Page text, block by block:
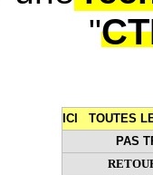
"
ICI TOUTES
PAS